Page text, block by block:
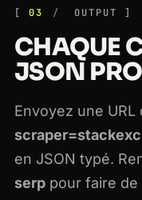
03 OUTPUT
CHAQUE
JSON
Envoyez une
en JSON typé.
serp pour faire de